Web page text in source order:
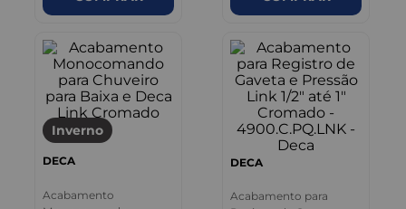
Inverno
DECA
Acabamento
DECA
Acabamento para